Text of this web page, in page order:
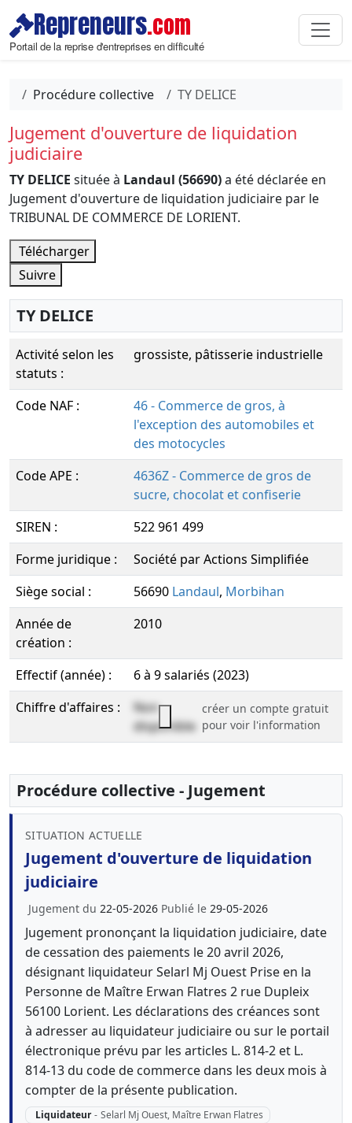
Repreneurs.com
Portail de la reprise d'entreprises en difficulté
Procédure collective TY DELICE
Jugement d'ouverture de liquidation
judiciaire
TY DELICE située à Landaul (56690)a été déclarée en
Jugement d'ouverture de liquidation judiciaire par le
TRIBUNAL DE COMMERCE DE LORIENT.
Télécharger
Suivre
TY DELICE
Activité selon les
statuts :
grossiste, pâtisserie industrielle
Code NAF :
46 - Commerce de gros, à
l'exception des automobiles et
des motocycles
Code APE :
4636Z - Commerce de gros de
sucre, chocolat et confiserie
SIREN :
522 961 499
Forme juridique :
Société par Actions Simplifiée
Siège social :
56690 Landaul, Morbihan
Année de
création :
2010
Effectif (année) :
6 à 9 salariés (2023)
Chiffre d'affaires :
Non
disponible
créer un compte gratuit
pour voir l'information
Procédure collective - Jugement
SITUATION ACTUELLE
Jugement d'ouverture de liquidation
judiciaire
Jugement du 22-05-2026 Publié le 29-05-2026
Jugement prononçant la liquidation judiciaire, date
de cessation des paiements le 20 avril 2026,
désignant liquidateur Selarl Mj Ouest Prise en la
Personne de Maître Erwan Flatres 2 rue Dupleix
56100 Lorient. Les déclarations des créances sont
à adresser au liquidateur judiciaire ou sur le portail
électronique prévu par les articles L. 814-2 et L.
814-13 du code de commerce dans les deux mois à
compter de la présente publication.
Liquidateur - Selarl Mj Ouest, Maître Erwan Flatres